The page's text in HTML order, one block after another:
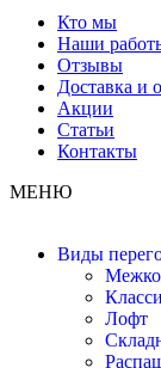
Кто мы
Наши
Отзывы
Доставка и
Акции
Статьи
Контакты
МЕНЮ
Виды
Лофт